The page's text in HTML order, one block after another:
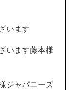
います
います藤本様
ジャパニーズ